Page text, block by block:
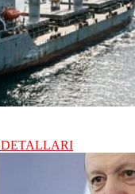
DETALLARI